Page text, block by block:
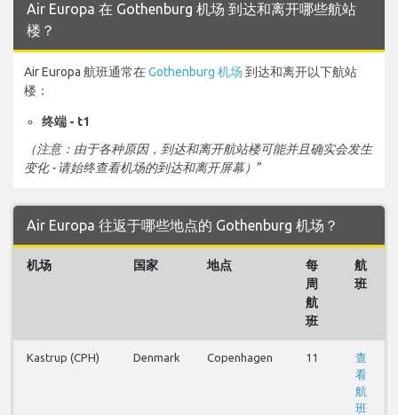
Air Europa 在 Gothenburg 机场 到达和离开哪些航站
楼？
Air Europa 航班通常在Gothenburg 机场 到达和离开以下航站
楼：
终端 - t1
（注意：由于各种原因，到达和离开航站楼可能并且确实会发生
变化 - 请始终查看机场的到达和离开屏幕） ”
Air Europa 往返于哪些地点的 Gothenburg 机场？
机场 国家 地点
每
周
航
班
航
班
Kastrup (CPH) Denmark Copenhagen 11
查
看
航
班